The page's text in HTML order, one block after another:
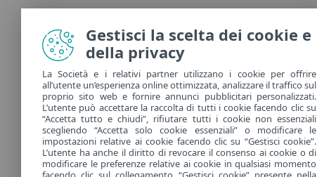
DOWNLOADS
Gestisci la scelta dei cookie e
della privacy
La Società e i relativi partner utilizzano i cookie per offrire
all’utente un’esperienza online ottimizzata, analizzare il traffico sul
proprio sito web e fornire annunci pubblicitari personalizzati.
L’utente può accettare la raccolta di tutti i cookie facendo clic su
“Accetta tutto e chiudi”, rifiutare tutti i cookie non essenziali
scegliendo “Accetta solo cookie essenziali” o modificare le
impostazioni relative ai cookie facendo clic su “Gestisci cookie”.
L’utente ha anche il diritto di revocare il consenso ai cookie o di
modificare le preferenze relative ai cookie in qualsiasi momento